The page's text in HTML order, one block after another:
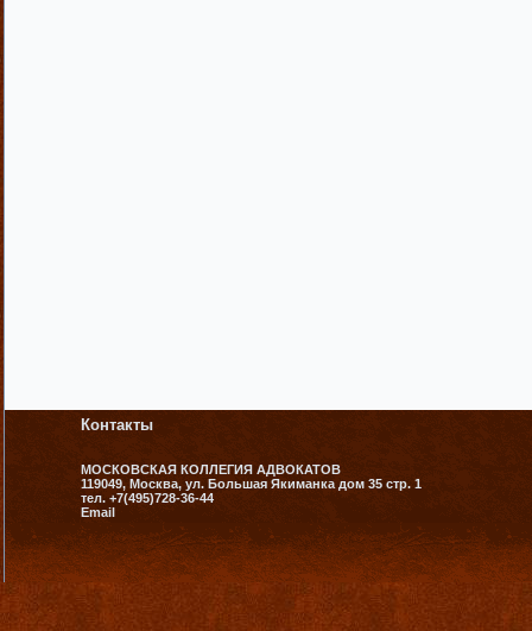
Контакты
МОСКОВСКАЯ КОЛЛЕГИЯ АДВОКАТОВ
119049, Москва, ул. Большая Якиманка дом 35 стр. 1
тел. +7(495)728-36-44
Email